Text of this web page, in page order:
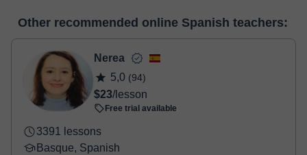
editor, webcam, screen sharing and many more.View virtual
classroom
make the payment through our virtual payment service. You have
two options:
- Debit / Credit
- Paypal
Once the payment is settled, we'll send you an e-mail with the
booking confirmation.
Other recommended online Spanish teachers:
Nerea
5,0 (94)
$23/lesson
Free trial available
3391 lessons
Basque, Spanish